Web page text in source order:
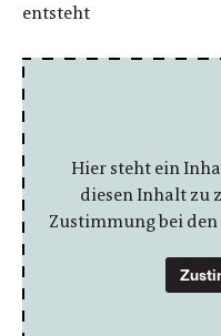
entsteht
Hier steht ein
diesen Inhalt zu
Zustimmung bei